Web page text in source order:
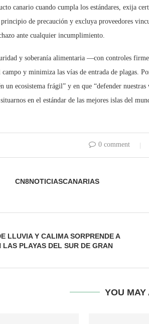
canario cuando cumpla los estándares, exija
de precaución y excluya proveedores
ante cualquier incumplimiento.
y soberanía alimentaria —con controles
campo y minimiza las vías de entrada de plagas.
un ecosistema frágil” y en que “defender
en el estándar de las mejores islas del
0 comment
CN8NOTICIASCANARIAS
LLUVIA Y CALIMA SORPRENDE A
LAS PLAYAS DEL SUR DE GRAN
YOU